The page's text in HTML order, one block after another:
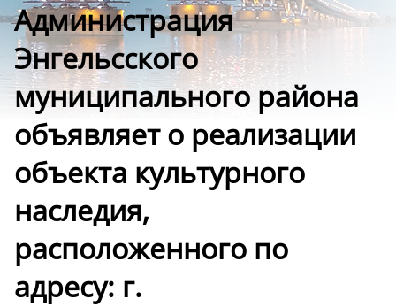
Администрация
Энгельсского
муниципального района
объявляет о реализации
объекта культурного
наследия,
расположенного по
адресу: г.